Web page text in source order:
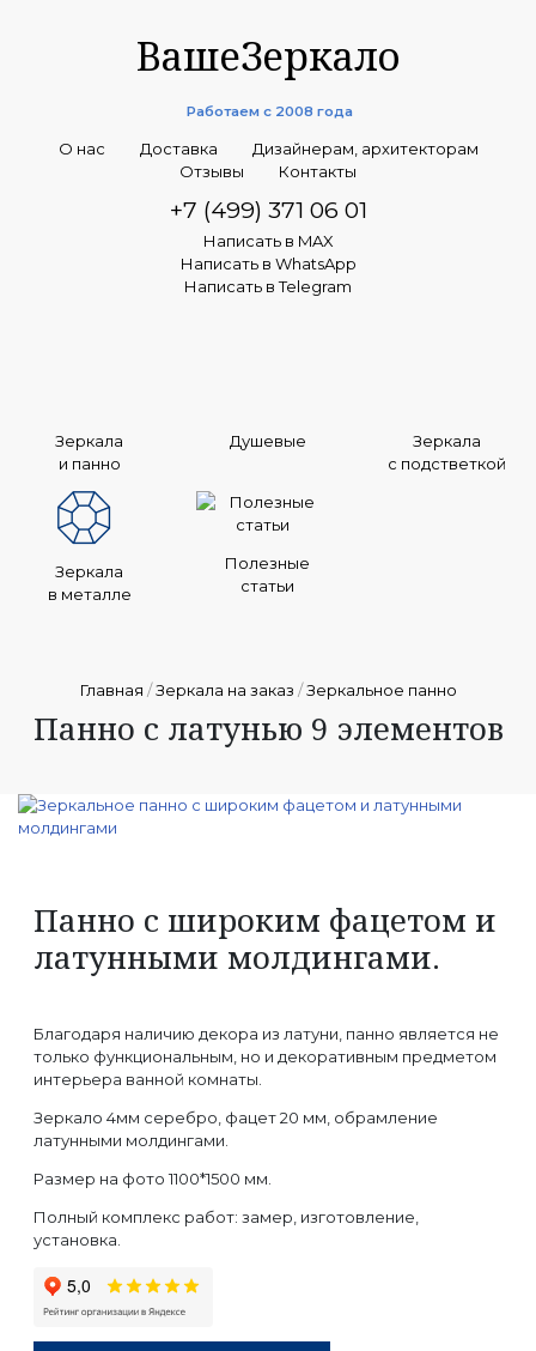
ВашеЗеркало
Работаем с 2008 года
О нас Доставка
Дизайнерам, архитекторам
Отзывы
Контакты
+7 (499) 371 06 01
Написать в MAX
Написать в WhatsApp
Написать в Telegram
Зеркала
и панно
Душевые
Зеркала
с подстветкой
Зеркала
в металле
Полезные
статьи
Главная /Зеркала на заказ /Зеркальное панно
Панно с латунью 9 элементов
Панно с широким фацетом и
латунными молдингами.
Благодаря наличию декора из латуни, панно является не
только функциональным, но и декоративным предметом
интерьера ванной комнаты.
Зеркало 4мм серебро, фацет 20 мм, обрамление
латунными молдингами.
Размер на фото 1100*1500 мм.
Полный комплекс работ: замер, изготовление,
установка.